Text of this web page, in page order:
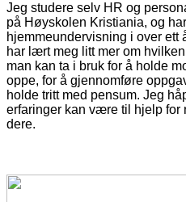
Jeg studere selv HR og
på Høyskolen Kristiania, og
hjemmeundervisning i over ett
har lært meg litt mer om
man kan ta i bruk for å holde
oppe, for å gjennomføre
holde tritt med pensum. Jeg
erfaringer kan være til hjelp for
dere.